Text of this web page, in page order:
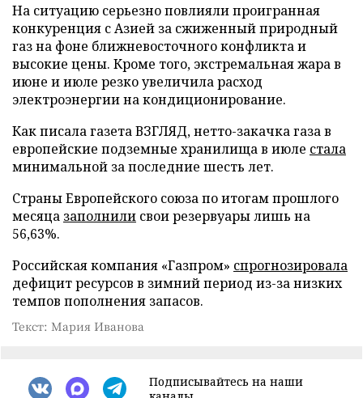
На ситуацию серьезно повлияли проигранная
конкуренция с Азией за сжиженный природный
газ на фоне ближневосточного конфликта и
высокие цены. Кроме того, экстремальная жара в
июне и июле резко увеличила расход
электроэнергии на кондиционирование.
Как писала газета ВЗГЛЯД, нетто-закачка газа в
европейские подземные хранилища в июле стала
минимальной за последние шесть лет.
Страны Европейского союза по итогам прошлого
месяца заполнили свои резервуары лишь на
56,63%.
Российская компания «Газпром» спрогнозировала
дефицит ресурсов в зимний период из-за низких
темпов пополнения запасов.
Текст: Мария Иванова
Подписывайтесь на наши